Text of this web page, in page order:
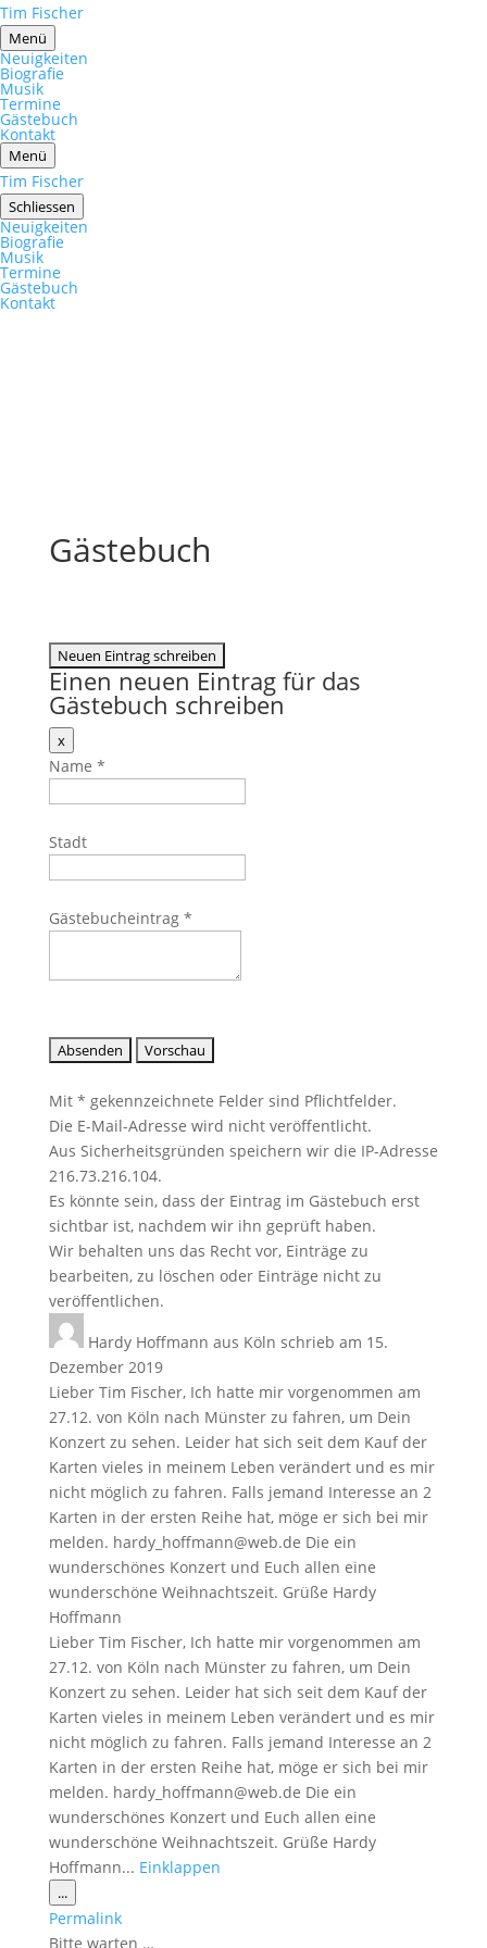
Tim Fischer
Menü
Neuigkeiten
Biografie
Musik
Termine
Gästebuch
Kontakt
Menü
Tim Fischer
Schliessen
Neuigkeiten
Biografie
Musik
Termine
Gästebuch
Kontakt
Gästebuch
Einen neuen Eintrag für das
Gästebuch schreiben
xDieses
Formular
ausblenden
Name *
Stadt
Gästebucheintrag *
Mit * gekennzeichnete Felder sind Pflichtfelder.
Die E-Mail-Adresse wird nicht veröffentlicht.
Aus Sicherheitsgründen speichern wir die IP-Adresse
216.73.216.104.
Es könnte sein, dass der Eintrag im Gästebuch erst
sichtbar ist, nachdem wir ihn geprüft haben.
Wir behalten uns das Recht vor, Einträge zu
bearbeiten, zu löschen oder Einträge nicht zu
veröffentlichen.
Hardy Hoffmann aus Köln schrieb am 15.
Dezember 2019
Lieber Tim Fischer, Ich hatte mir vorgenommen am
27.12. von Köln nach Münster zu fahren, um Dein
Konzert zu sehen. Leider hat sich seit dem Kauf der
Karten vieles in meinem Leben verändert und es mir
nicht möglich zu fahren. Falls jemand Interesse an 2
Karten in der ersten Reihe hat, möge er sich bei mir
melden. hardy_hoffmann@web.de Die ein
wunderschönes Konzert und Euch allen eine
wunderschöne Weihnachtszeit. Grüße Hardy
Hoffmann
Lieber Tim Fischer, Ich hatte mir vorgenommen am
27.12. von Köln nach Münster zu fahren, um Dein
Konzert zu sehen. Leider hat sich seit dem Kauf der
Karten vieles in meinem Leben verändert und es mir
nicht möglich zu fahren. Falls jemand Interesse an 2
Karten in der ersten Reihe hat, möge er sich bei mir
melden. hardy_hoffmann@web.de Die ein
wunderschönes Konzert und Euch allen eine
wunderschöne Weihnachtszeit. Grüße Hardy
Hoffmann... Einklappen
...Diese
Metabox
ein-/ausblenden.
Permalink
Bitte warten …